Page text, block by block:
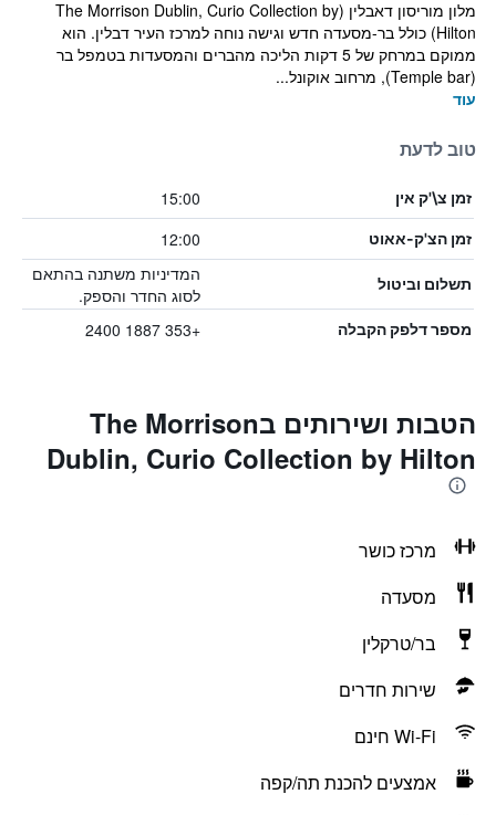
מלון מוריסון דאבלין (The Morrison Dublin, Curio Collection by
Hilton) כולל בר-מסעדה חדש וגישה נוחה למרכז העיר דבלין. הוא
ממוקם במרחק של 5 דקות הליכה מהברים והמסעדות בטמפל בר
(Temple bar), מרחוב אוקונל...
עוד
טוב לדעת
זמן צ\'ק אין 15:00
זמן הצ'ק-אאוט 12:00
תשלום וביטול
המדיניות משתנה בהתאם
לסוג החדר והספק.
מספר דלפק הקבלה +353 1887 2400
הטבות ושירותים בThe Morrison
Dublin, Curio Collection by Hilton
מרכז כושר
מסעדה
בר/טרקלין
שירות חדרים
Wi-Fi חינם
אמצעים להכנת תה/קפה